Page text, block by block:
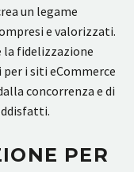
un legame
e valorizzati.
la fidelizzazione
i siti eCommerce
concorrenza e di
PER